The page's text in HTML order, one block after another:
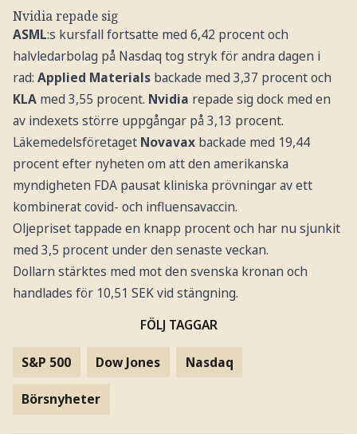
Nvidia repade sig
ASML:s kursfall fortsatte med 6,42 procent och
halvledarbolag på Nasdaq tog stryk för andra dagen i
rad: Applied Materialsbackade med 3,37 procent och
KLAmed 3,55 procent. Nvidia repade sig dock med en
av indexets större uppgångar på 3,13 procent.
Läkemedelsföretaget Novavaxbackade med 19,44
procent efter nyheten om att den amerikanska
myndigheten FDA pausat kliniska prövningar av ett
kombinerat covid- och influensavaccin.
Oljepriset tappade en knapp procent och har nu sjunkit
med 3,5 procent under den senaste veckan.
Dollarn stärktes med mot den svenska kronan och
handlades för 10,51 SEK vid stängning.
FÖLJ TAGGAR
S&P 500 Dow Jones Nasdaq
Börsnyheter